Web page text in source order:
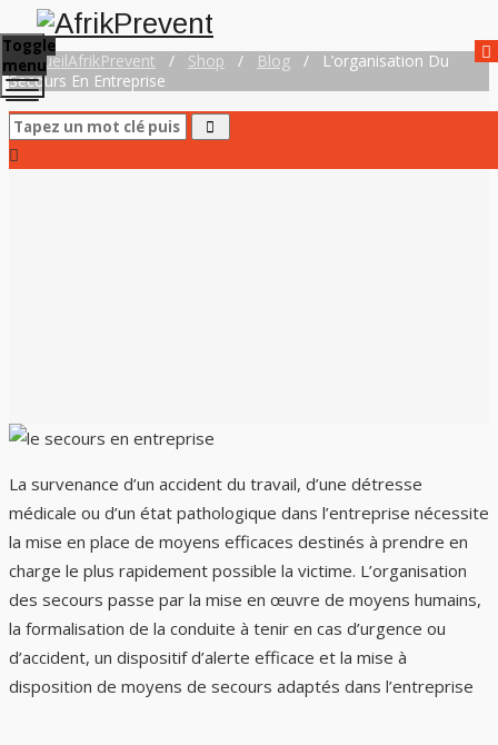
Toggle
menu
AccueilAfrikPrevent / Shop / Blog /
L’organisation Du
Secours En Entreprise
La survenance d’un accident du travail, d’une détresse
médicale ou d’un état pathologique dans l’entreprise nécessite
la mise en place de moyens efficaces destinés à prendre en
charge le plus rapidement possible la victime. L’organisation
des secours passe par la mise en œuvre de moyens humains,
la formalisation de la conduite à tenir en cas d’urgence ou
d’accident, un dispositif d’alerte efficace et la mise à
disposition de moyens de secours adaptés dans l’entreprise